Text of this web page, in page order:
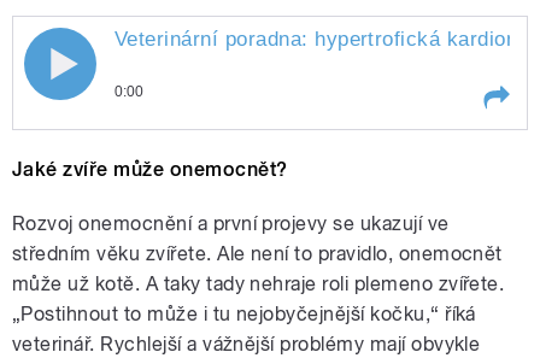
Veterinární poradna: hypertrofická
0:00
kardiomyopatie koček, host: MVDr.
jak se vařilo za 1. republiky.
Moderuje Jan
Jaké zvíře může onemocnět?
Rozvoj onemocnění a první projevy se ukazují ve
středním věku zvířete. Ale není to pravidlo, onemocnět
může už kotě. A taky tady nehraje roli plemeno zvířete.
„Postihnout to může i tu nejobyčejnější kočku,“ říká
veterinář. Rychlejší a vážnější problémy mají obvykle